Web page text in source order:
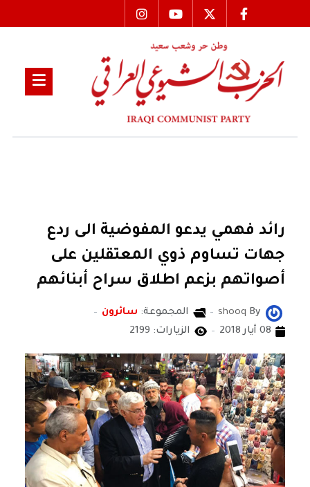
رائد فهمي يدعو المفوضية الى ردع
جهات تساوم ذوي المعتقلين على
أصواتهم بزعم اطلاق سراح أبنائهم
By
shooq المجموعة: سائرون
08 أيار 2018
الزيارات: 2199